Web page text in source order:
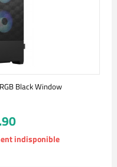
Black Window
indisponible